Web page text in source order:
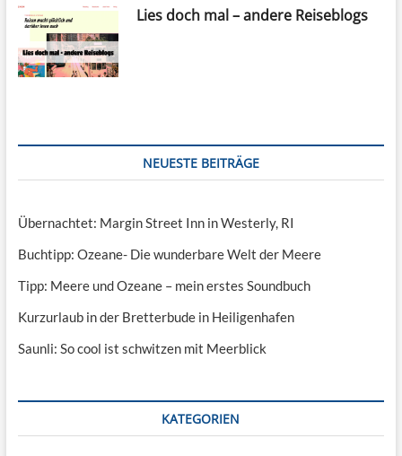
Lies doch mal – andere Reiseblogs
NEUESTE BEITRÄGE
Übernachtet: Margin Street Inn in Westerly, RI
Buchtipp: Ozeane- Die wunderbare Welt der Meere
Tipp: Meere und Ozeane – mein erstes Soundbuch
Kurzurlaub in der Bretterbude in Heiligenhafen
Saunli: So cool ist schwitzen mit Meerblick
KATEGORIEN